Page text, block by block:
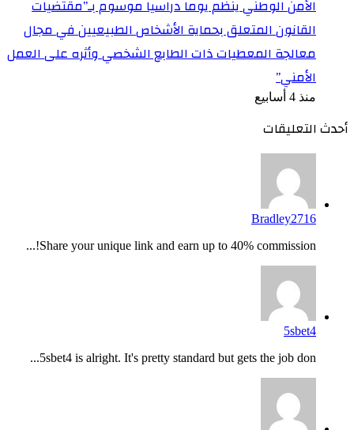
الأمن الوطني ينظم يوما دراسيا موسوم بـ”مقتضيات
القانون المتعلق بحماية الأشخاص الطبيعيين في مجال
معالجة المعطيات ذات الطابع الشخصي وأثره على العمل
الأمني”
منذ 4 أسابيع
أحدث التعليقات
Bradley2716
Share your unique link and earn up to 40% commission!...
5sbet4
5sbet4 is alright. It's pretty standard but gets the job don...